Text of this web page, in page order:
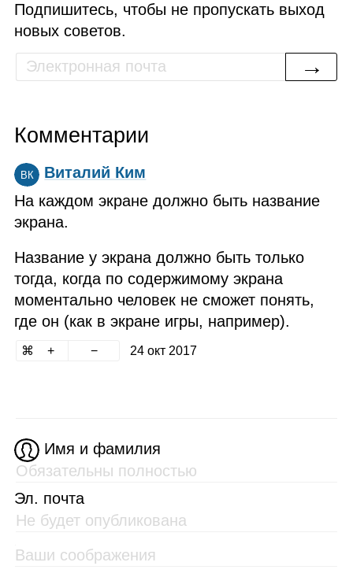
Подпишитесь, чтобы не пропускать выход
новых советов.
→
Комментарии
ВК
Виталий Ким
На каждом экране должно быть название
экрана.
Название у экрана должно быть только
тогда, когда по содержимому экрана
моментально человек не сможет понять,
где он (как в экране игры, например).
24 окт 2017
Имя и фамилия
Эл. почта